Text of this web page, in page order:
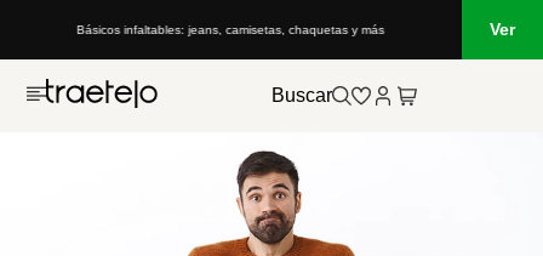
Básicos infaltables: jeans, camisetas, chaquetas y más Ver
Buscar